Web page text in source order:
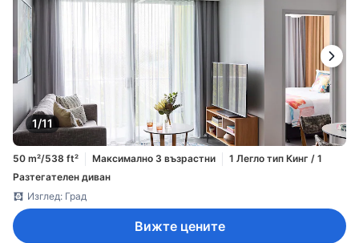
1/11
50 m²/538 ft² Максимално 3 възрастни
1 Легло тип Кинг / 1
Разтегателен диван
Изглед: Град
Вижте цените